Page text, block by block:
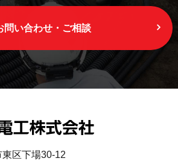
問い合わせ・ご相談
区下場30-12